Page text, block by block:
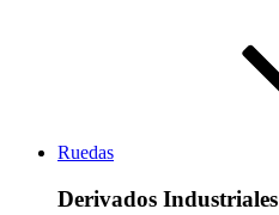
Ruedas
Derivados Industriales